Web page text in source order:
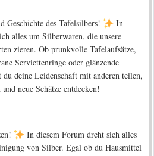
Geschichte des Tafelsilbers!
In
alles um Silberwaren, die unsere
zieren. Ob prunkvolle Tafelaufsätze,
Serviettenringe oder glänzende
du deine Leidenschaft mit anderen teilen,
neue Schätze entdecken!
In diesem Forum dreht sich alles
von Silber. Egal ob du Hausmittel